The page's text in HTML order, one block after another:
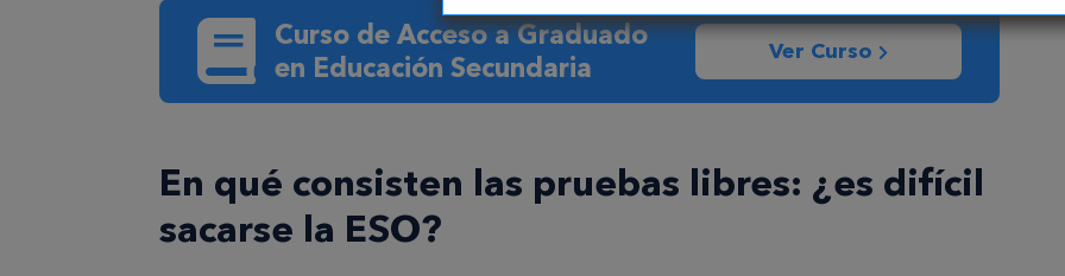
Curso de Acceso a Graduado
en Educación Secundaria
Ver Curso
En qué consisten las pruebas libres: ¿es difícil
sacarse la ESO?